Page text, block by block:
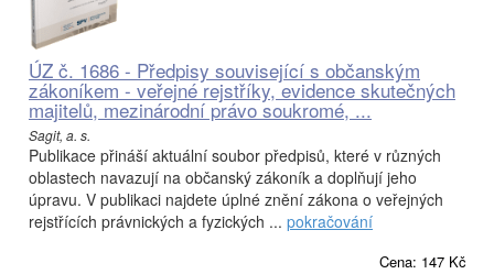
ÚZ č. 1686 - Předpisy související s občanským
zákoníkem - veřejné rejstříky, evidence skutečných
majitelů, mezinárodní právo soukromé, ...
Sagit, a. s.
Publikace přináší aktuální soubor předpisů, které v různých
oblastech navazují na občanský zákoník a doplňují jeho
úpravu. V publikaci najdete úplné znění zákona o veřejných
rejstřících právnických a fyzických ... pokračování
Cena: 147 Kč